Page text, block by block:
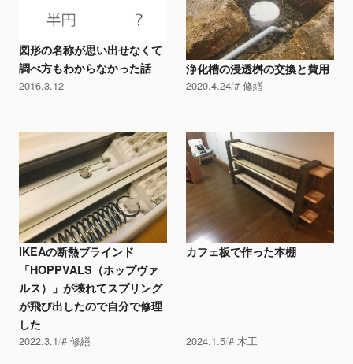
図形の名称が思い出せなくて
調べ方もわからなかった話
2016.3.12
浄化槽の浸透桝の交換と費用
2020.4.24 修繕
IKEAの断熱ブラインド
「HOPPVALS（ホップヴァ
ルス）」が壊れてスプリング
が飛び出したので自分で修理
した
2022.3.1 修繕
カフェ板で作った本棚
2024.1.5 木工